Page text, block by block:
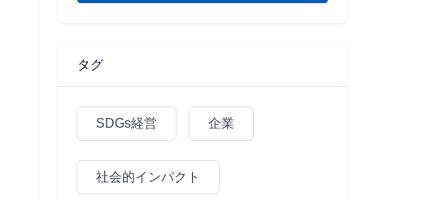
タグ
SDGs経営 企業
社会的インパクト